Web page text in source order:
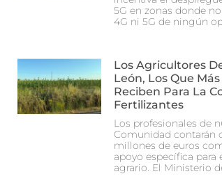
5G en zonas donde
4G ni 5G de ningún
Los Agricultores
León, Los Que
Reciben Para La
Fertilizantes
Los profesionales de
Comunidad contarán
millones de euros
apoyo específica para
agrario. El Ministerio